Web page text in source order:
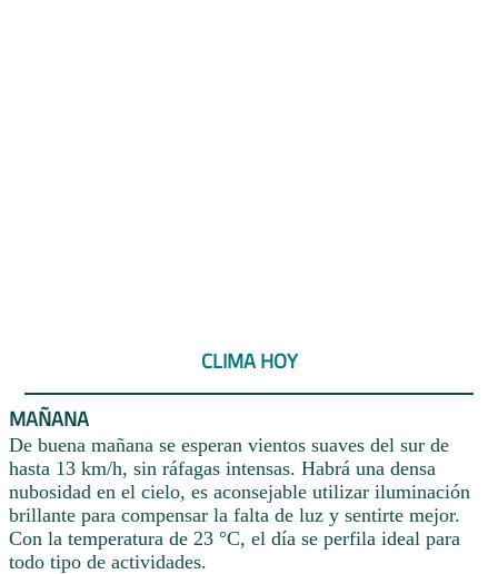
CLIMA HOY
MAÑANA
De buena mañana se esperan vientos suaves del sur de
hasta 13 km/h, sin ráfagas intensas. Habrá una densa
nubosidad en el cielo, es aconsejable utilizar iluminación
brillante para compensar la falta de luz y sentirte mejor.
Con la temperatura de 23 °C, el día se perfila ideal para
todo tipo de actividades.